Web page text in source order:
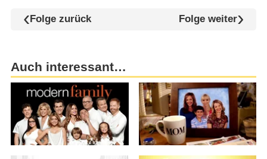
Folge zurück Folge weiter
Auch interessant…